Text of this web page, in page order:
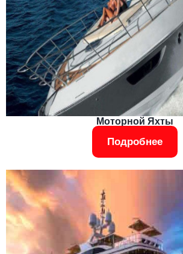
Моторной Яхты
Подробнее